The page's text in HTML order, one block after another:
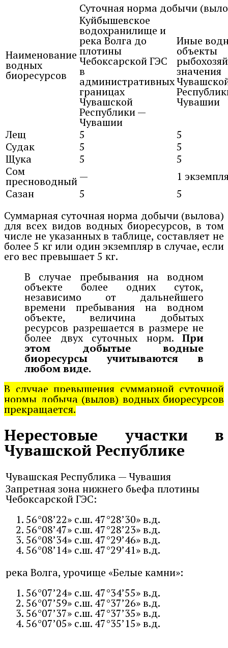
Наименование
водных
биоресурсов
Суточная норма добычи
Куйбышевское
водохранилище и
река Волга до
плотины
Чебоксарской ГЭС
в
административных
границах
Чувашской
Республики —
Чувашии
Иные
объекты
значения
Чувашии
Лещ 5
5
Судак
5
5
Щука
5
5
Сом
пресноводный—
1
Сазан
5
5
Суммарная суточная норма добычи (вылова)
для всех видов водных биоресурсов, в том
числе не указанных в таблице, составляет не
более 5 кг или один экземпляр в случае, если
его вес превышает 5 кг.
В случае пребывания на водном
объекте более одних суток,
независимо от дальнейшего
времени пребывания на водном
объекте, величина добытых
ресурсов разрешается в размере не
более двух суточных норм.При
этом добытые водные
биоресурсы учитываются в
любом виде.
В случае превышения суммарной суточной
нормы добыча (вылов) водных биоресурсов
прекращается.
Нерестовые участки в
Чувашской Республике
Чувашская Республика — Чувашия
Запретная зона нижнего бьефа плотины
Чебоксарской ГЭС:
56°08’22» с.ш. 47°28’30» в.д.
56°08’47» с.ш. 47°28’23» в.д.
56°08’34» с.ш. 47°29’46» в.д.
56°08’14» с.ш. 47°29’41» в.д.
река Волга, урочище «Белые камни»:
56°07’24» с.ш. 47°34’55» в.д.
56°07’59» с.ш. 47°37’26» в.д.
56°07’37» с.ш. 47°37’35» в.д.
56°07’05» с.ш. 47°35’15» в.д.